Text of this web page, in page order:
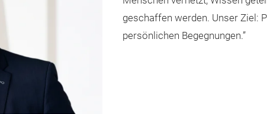
geschaffen werden. Unser Ziel:
persönlichen Begegnungen.”